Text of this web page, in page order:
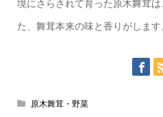
境にさらされて育った原木舞茸
た、舞茸本来の味と香りがします
原木舞茸・野菜